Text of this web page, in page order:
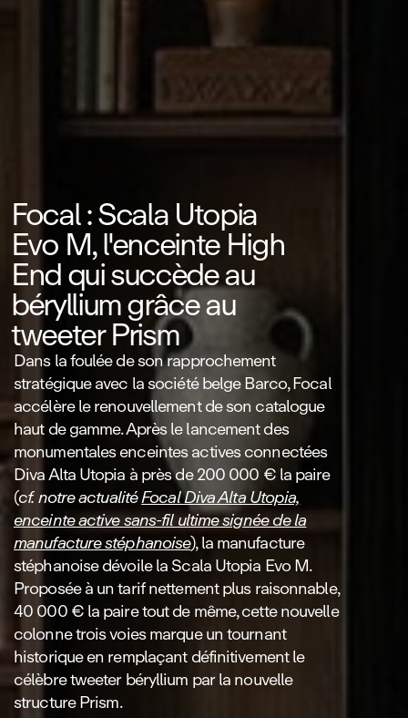
Focal : Scala Utopia
Evo M, l'enceinte High
End qui succède au
béryllium grâce au
tweeter Prism
Dans la foulée de son rapprochement
stratégique avec la société belge Barco, Focal
accélère le renouvellement de son catalogue
haut de gamme. Après le lancement des
monumentales enceintes actives connectées
Diva Alta Utopia à près de 200 000 € la paire
(cf. notre actualitéFocal Diva Alta Utopia,
enceinte active sans‑fil ultime signée de la
manufacture stéphanoise), la manufacture
stéphanoise dévoile la Scala Utopia Evo M.
Proposée à un tarif nettement plus raisonnable,
40 000 € la paire tout de même, cette nouvelle
colonne trois voies marque un tournant
historique en remplaçant définitivement le
célèbre tweeter béryllium par la nouvelle
structure Prism.